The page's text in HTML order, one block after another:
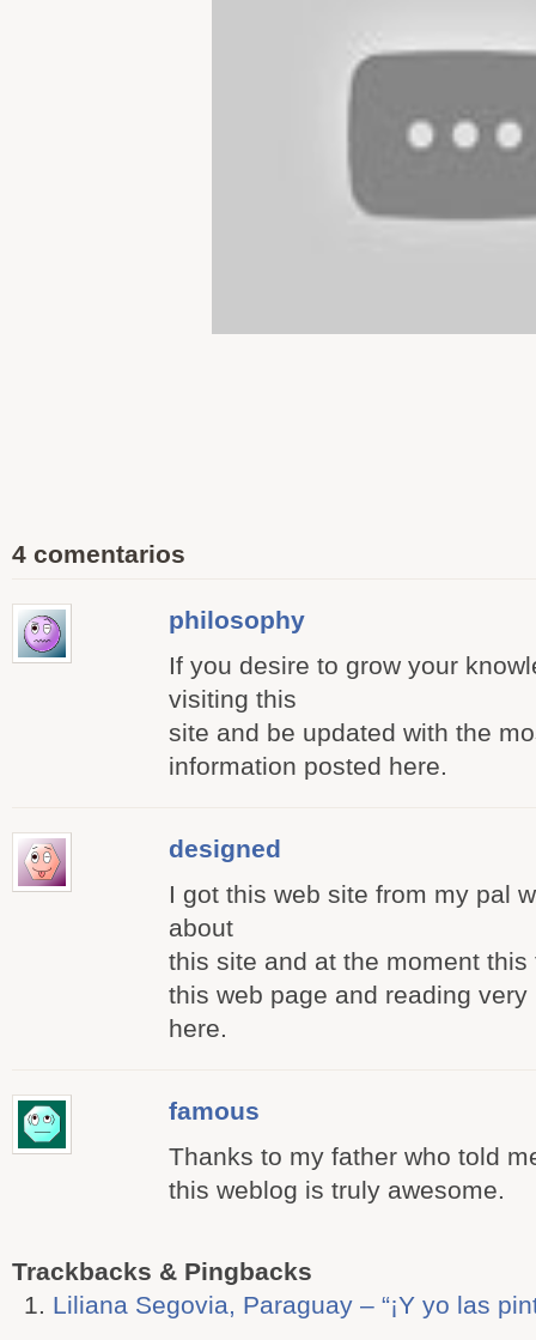
4 comentarios
philosophy
If you desire to grow your
visiting this
site and be updated with the
information posted here.
designed
I got this web site from my pal
about
this site and at the moment
this web page and reading
here.
famous
Thanks to my father who told
this weblog is truly awesome.
Trackbacks & Pingbacks
Liliana Segovia, Paraguay – “¡Y yo las